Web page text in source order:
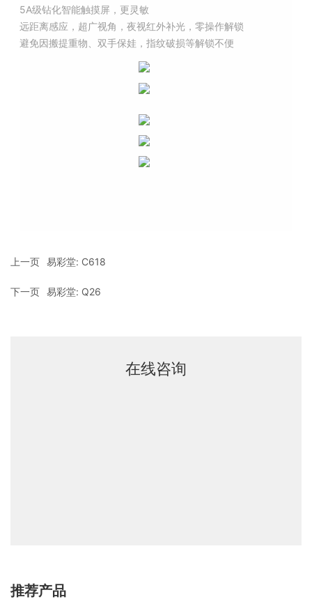
5A级钻化智能触摸屏，更灵敏
远距离感应，超广视角，夜视红外补光，零操作解锁
避免因搬提重物、双手保娃，指纹破损等解锁不便
上一页 易彩堂: C618
下一页 易彩堂: Q26
在线咨询
推荐产品